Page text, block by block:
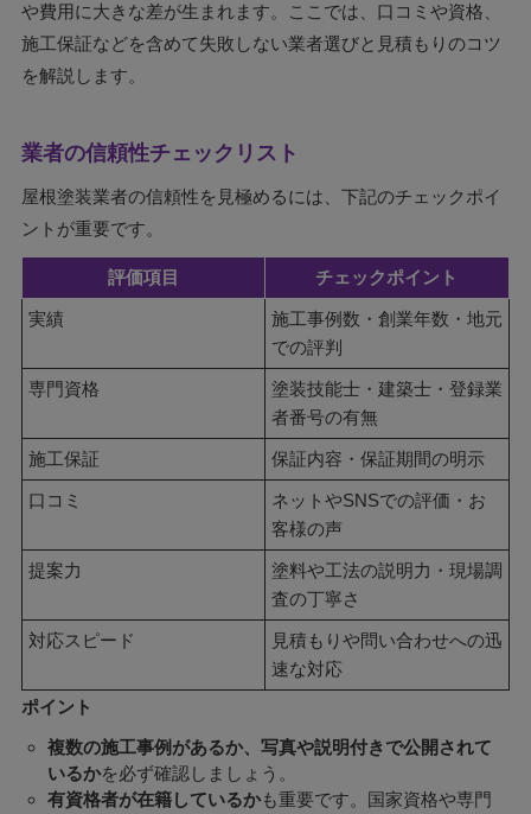
や費用に大きな差が生まれます。ここでは、口コミや資格、
施工保証などを含めて失敗しない業者選びと見積もりのコツ
を解説します。
業者の信頼性チェックリスト
屋根塗装業者の信頼性を見極めるには、下記のチェックポイ
ントが重要です。
評価項目 チェックポイント
実績
施工事例数・創業年数・地元
での評判
専門資格
塗装技能士・建築士・登録業
者番号の有無
施工保証 保証内容・保証期間の明示
口コミ
ネットやSNSでの評価・お
客様の声
提案力
塗料や工法の説明力・現場調
査の丁寧さ
対応スピード
見積もりや問い合わせへの迅
速な対応
ポイント
複数の施工事例があるか、写真や説明付きで公開されて
いるかを必ず確認しましょう。
有資格者が在籍しているかも重要です。国家資格や専門